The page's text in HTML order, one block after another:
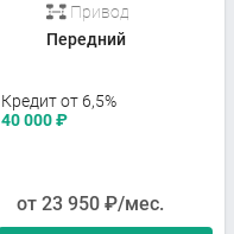
Привод
Передний
Кредит от 6,5%
40 000₽
от 23 950 ₽/мес.